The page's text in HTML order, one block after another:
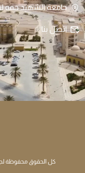
جامعة الشهيد حمه لخضر -
اتصل بنا
كل الحقوق محفوظة